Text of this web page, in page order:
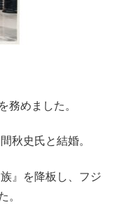
務めました。
秋史氏と結婚。
』を降板し、フジ
。